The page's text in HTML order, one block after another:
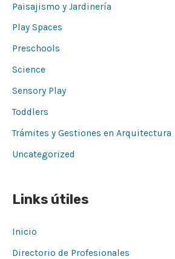
Paisajismo y Jardinería
Play Spaces
Preschools
Science
Sensory Play
Toddlers
Trámites y Gestiones en Arquitectura
Uncategorized
Links útiles
Inicio
Directorio de Profesionales